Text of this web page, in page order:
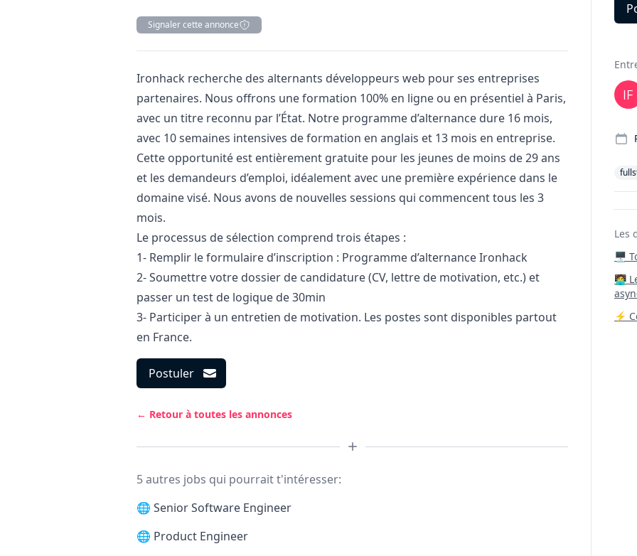
Signaler cette annonce
Description
Ironhack recherche des alternants développeurs web pour ses entreprises
partenaires. Nous offrons une formation 100% en ligne ou en présentiel à Paris,
avec un titre reconnu par l’État. Notre programme d’alternance dure 16 mois,
avec 10 semaines intensives de formation en anglais et 13 mois en entreprise.
Cette opportunité est entièrement gratuite pour les jeunes de moins de 29 ans
et les demandeurs d’emploi, idéalement avec une première expérience dans le
domaine visé. Nous avons de nouvelles sessions qui commencent tous les 3
mois.
Le processus de sélection comprend trois étapes :
1- Remplir le formulaire d’inscription : Programme d’alternance Ironhack
2- Soumettre votre dossier de candidature (CV, lettre de motivation, etc.) et
passer un test de logique de 30min
3- Participer à un entretien de motivation. Les postes sont disponibles partout
en France.
Postuler
← Retour à toutes les annonces
5 autres jobs qui pourrait t'intéresser:
🌐 Senior Software Engineer
🌐 Product Engineer
Les
🖥️
⚡